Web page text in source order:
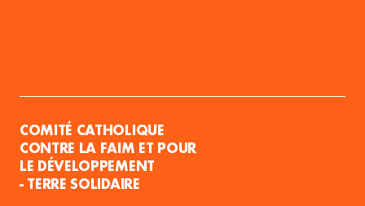
COMITÉ CATHOLIQUE
CONTRE LA FAIM ET POUR
LE DÉVELOPPEMENT
- TERRE SOLIDAIRE